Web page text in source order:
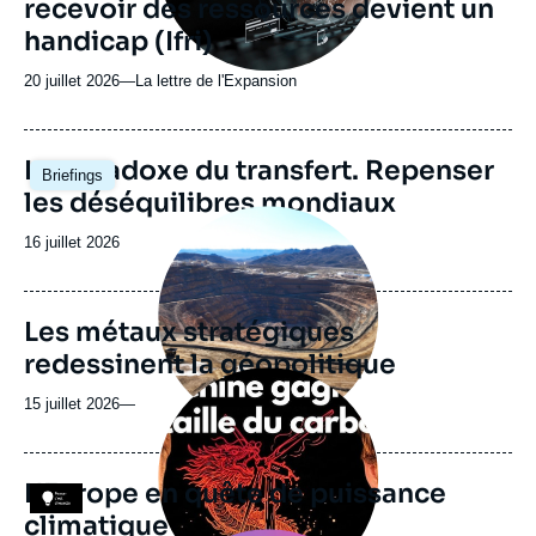
recevoir des ressources devient un
handicap (Ifri)
20 juillet 2026—Nom
journal,
ou
émission
La lettre de l'Expansion
Briefings
Image
principale
Le paradoxe du transfert. Repenser
les déséquilibres mondiaux
Date
publication
16 juillet 2026
Image
médiatique
Les métaux stratégiques
redessinent la géopolitique
15 juillet 2026—
Logo
Image
principale
médiatique
L'Europe en quête de puissance
climatique